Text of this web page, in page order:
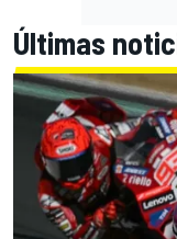
Últimas